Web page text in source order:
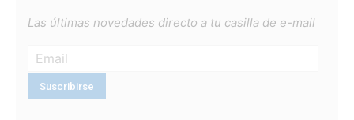
Las últimas novedades directo a tu casilla de e-mail